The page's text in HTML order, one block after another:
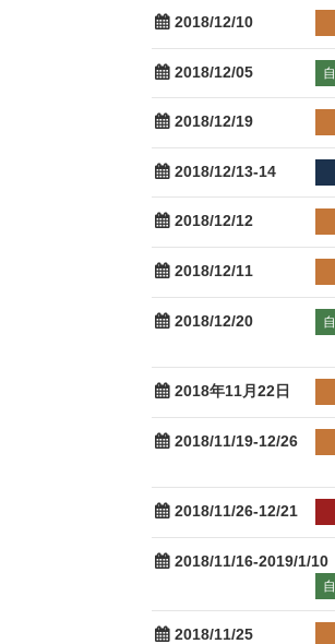
2018/12/10
2018/12/05
2018/12/19
2018/12/13-14
2018/12/12
2018/12/11
2018/12/20
2018年11月22日
2018/11/19-12/26
2018/11/26-12/21
2018/11/16-2019/1/10
2018/11/25